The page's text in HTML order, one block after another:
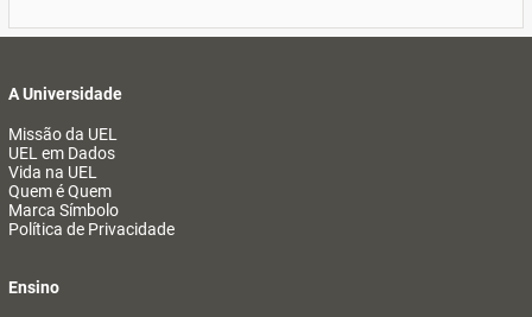
A Universidade
Missão da UEL
UEL em Dados
Vida na UEL
Quem é Quem
Marca Símbolo
Política de Privacidade
Ensino